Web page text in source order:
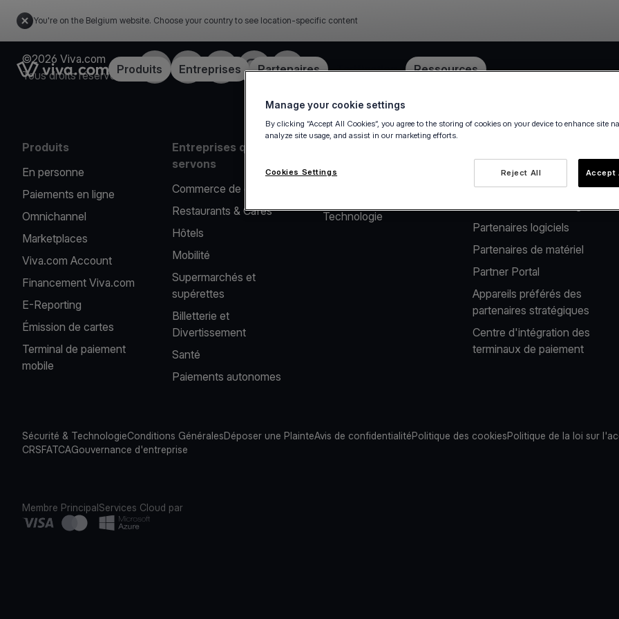
You're on the Belgium website. Choose your country to see location-specific content
Link to the homepageProduits Entreprises Partenaires Tarification Ressources
©2026 Viva.com
Tous droits réservés
Facebook
X LinkedInInstagramYouTube
Produits
En personne
Paiements en ligne
Omnichannel
Marketplaces
Viva.com Account
Financement Viva.com
E-Reporting
Émission de cartes
Terminal de paiement
mobile
Entreprises que nous
servons
Commerce de détail
Restaurants & Cafés
Hôtels
Mobilité
Supermarchés et
supérettes
Billetterie et
Divertissement
Santé
Paiements autonomes
Notre société
Technologie
partenaires
Solutions de paiement pour
Partenaires logiciels
Partenaires de matériel
Partner Portal
Appareils préférés des
partenaires stratégiques
Centre d'intégration des
terminaux de paiement
Sécurité & TechnologieConditions GénéralesDéposer une PlainteAvis de confidentialitéPolitique des cookiesPolitique de la loi sur
CRSFATCAGouvernance d'entreprise
Membre PrincipalServices Cloud par
Manage your cookie settings
By clicking “Accept All Cookies”, you agree to the storing of cookies on your device to enhance site
analyze site usage, and assist in our marketing efforts.
Reject All Accept
Cookies Settings